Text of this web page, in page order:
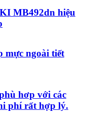
MB492dn hiệu
mực ngoài tiết
hơp với các
phí rất hợp lý.